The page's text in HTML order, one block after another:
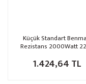
Küçük Standart
Rezistans 2000Watt
1.424,64 TL